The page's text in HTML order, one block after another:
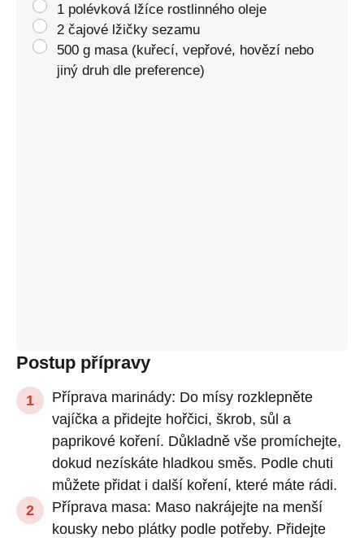
1 polévková lžíce rostlinného oleje
2 čajové lžičky sezamu
500 g masa (kuřecí, vepřové, hovězí nebo
jiný druh dle preference)
Postup přípravy
Příprava marinády: Do mísy rozklepněte
vajíčka a přidejte hořčici, škrob, sůl a
paprikové koření. Důkladně vše promíchejte,
dokud nezískáte hladkou směs. Podle chuti
můžete přidat i další koření, které máte rádi.
Příprava masa: Maso nakrájejte na menší
kousky nebo plátky podle potřeby. Přidejte